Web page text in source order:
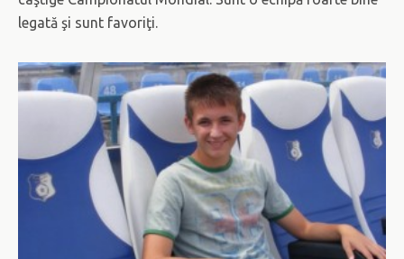
legată şi sunt favoriţi.